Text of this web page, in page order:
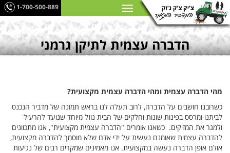
1-700-500-889
הדברה עצמית לתיקן גרמני
מהי הדברה עצמית ומהי הדברה עצמית מקצועית?
כשרובנו חושבים על הדברה, לרוב תעלה לנו בראש תמונה של מדביר הנכנס
לביתנו ומרסס בפינות שונות וחלקים של הבית נוזל מיוחד שנועד להרעיל
ולמגר את המזיקים. כשאנו אומרים "הדברה עצמית מקצועית", אנו מתכוונים
להדברה עצמית שאומנם נעשית על ידי אדם שלא מוסמך להדברה מקצועית,
אולם אופן הדברה נעשה במקצועית. אנו מאמינים שמקרים רבים של נגיעות